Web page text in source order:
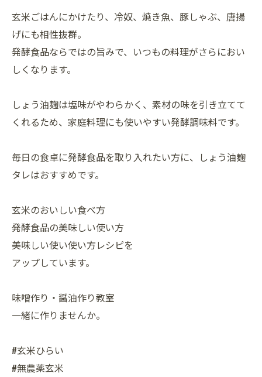
玄米ごはんにかけたり、冷奴、焼き魚、豚しゃぶ、唐揚
げにも相性抜群。
発酵食品ならではの旨みで、いつもの料理がさらにおい
しくなります。
しょう油麹は塩味がやわらかく、素材の味を引き立てて
くれるため、家庭料理にも使いやすい発酵調味料です。
毎日の食卓に発酵食品を取り入れたい方に、しょう油麹
タレはおすすめです。
玄米のおいしい食べ方
発酵食品の美味しい使い方
美味しい使い使い方レシピを
アップしています。
味噌作り・醤油作り教室
一緒に作りませんか。
#玄米ひらい
#無農薬玄米